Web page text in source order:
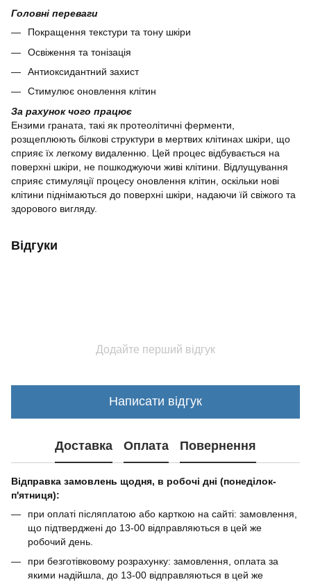
Головні переваги
Покращення текстури та тону шкіри
Освіження та тонізація
Антиоксидантний захист
Стимулює оновлення клітин
За рахунок чого працює
Ензими граната, такі як протеолітичні ферменти,
розщеплюють білкові структури в мертвих клітинах шкіри, що
сприяє їх легкому видаленню. Цей процес відбувається на
поверхні шкіри, не пошкоджуючи живі клітини. Відлущування
сприяє стимуляції процесу оновлення клітин, оскільки нові
клітини піднімаються до поверхні шкіри, надаючи їй свіжого та
здорового вигляду.
Відгуки
Додайте перший відгук
Написати відгук
Доставка Оплата Повернення
Відправка замовлень щодня, в робочі дні (понеділок-
п'ятниця):
при оплаті післяплатою або карткою на сайті: замовлення,
що підтверджені до 13-00 відправляються в цей же
робочий день.
при безготівковому розрахунку: замовлення, оплата за
якими надійшла, до 13-00 відправляються в цей же